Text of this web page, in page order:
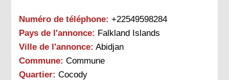
Numéro de téléphone: +22549598284
Pays de l'annonce: Falkland Islands
Ville de l'annonce: Abidjan
Commune: Commune
Quartier: Cocody